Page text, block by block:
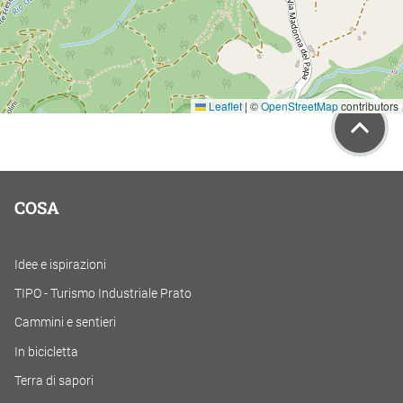
Leaflet | ©OpenStreetMapcontributors
COSA
Idee e ispirazioni
TIPO - Turismo Industriale Prato
Cammini e sentieri
In bicicletta
Terra di sapori